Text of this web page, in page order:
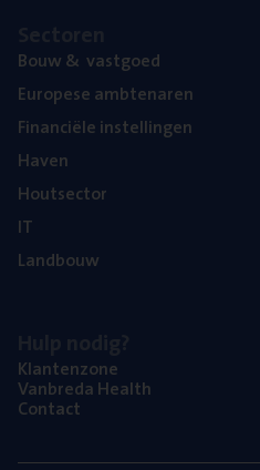
Bouw& vastgoed
Euro­pe­se ambtenaren
Finan­ci­ë­le instellingen
Haven
Hout­sec­tor
IT
Land­bouw
Klan­ten­zo­ne
Van­b­re­da Health
Con­tact